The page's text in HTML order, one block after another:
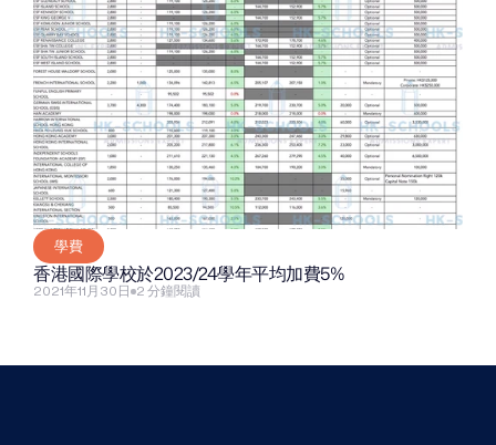
學費
香港國際學校於2023/24學年平均加費5%
2021年11月30日 2 分鐘閱讀